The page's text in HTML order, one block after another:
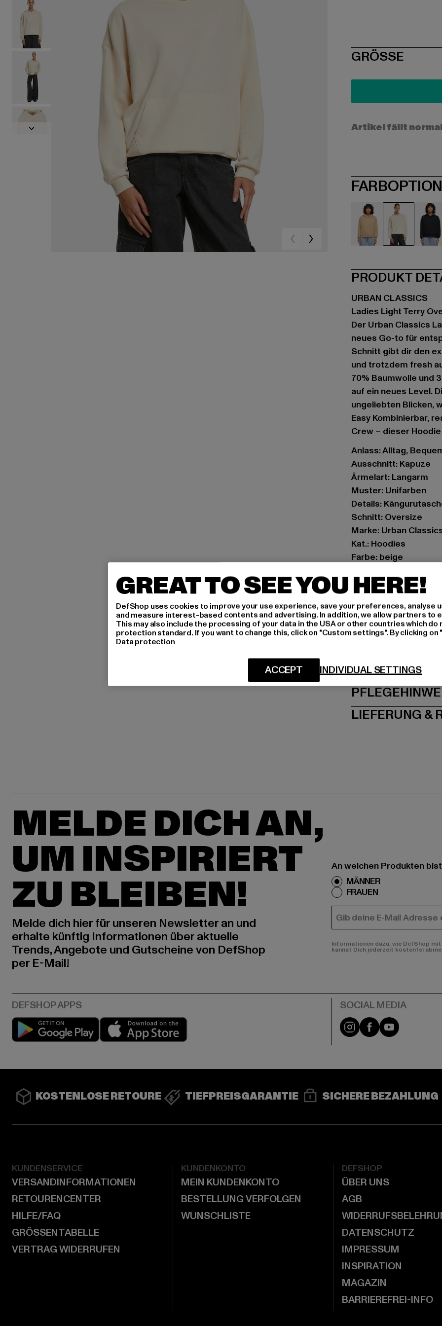
SIZE
GRÖSSE
Artikel fällt
PRODUKT
URBAN CLASSICS
Ladies Light Terry
Der Urban Classics
neues Go-to für
Schnitt gibt dir den
und trotzdem fresh
70% Baumwolle und
auf ein neues Level.
ungeliebten Blicken,
Easy Kombinierbar,
Crew – dieser
Anlass: Alltag,
Ausschnitt: Kapuze
Ärmelart: Langarm
Muster: Unifarben
Details:
Schnitt: Oversize
Marke: Urban
Kat.: Hoodies
Farbe: beige
Art.Nr: TB6860-02903
Hersteller: TB
Dr.-Robert-Murjahn-
GRÖSSE
LIEFERUNG &
MELDE DICH AN,
UM INSPIRIERT
ZU BLEIBEN!
Melde dich hier für unseren Newsletter an und
erhalte künftig Informationen über aktuelle
Trends, Angebote und Gutscheine von DefShop
per E-Mail!
An welchen Produkten
MÄNNER
FRAUEN
E-MAIL
Informationen dazu, wie DefShop
kannst Dich jederzeit kostenfei
Play market Instagram
FacebookYouTube
KOSTENLOSE RETOURE TIEFPREISGARANTIE SICHERE BEZAHLUNG
KUNDENSERVICE
VERSANDINFORMATIONEN
RETOURENCENTER
HILFE/FAQ
GRÖSSENTABELLE
VERTRAG WIDERRUFEN
KUNDENKONTO
MEIN KUNDENKONTO
BESTELLUNG VERFOLGEN
WUNSCHLISTE
DEFSHOP
ÜBER UNS
AGB
DATENSCHUTZ
IMPRESSUM
INSPIRATION
MAGAZIN
BARRIEREFREI-INFO
GREAT TO SEE YOU HERE!
DefShop uses cookies to improve your use experience, save your preferences, analyse
and measure interest-based contents and advertising. In addition, we allow partners to
This may also include the processing of your data in the USA or other countries which do
protection standard. If you want to change this, click on "Custom settings". By clicking
Data protection
INDIVIDUAL SETTINGS
ACCEPT